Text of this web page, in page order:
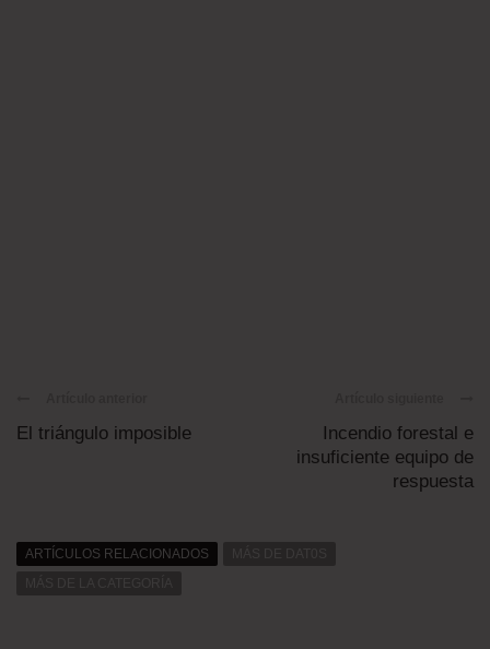
El triángulo imposible
Incendio forestal e
insuficiente equipo de
respuesta
ARTÍCULOS RELACIONADOS